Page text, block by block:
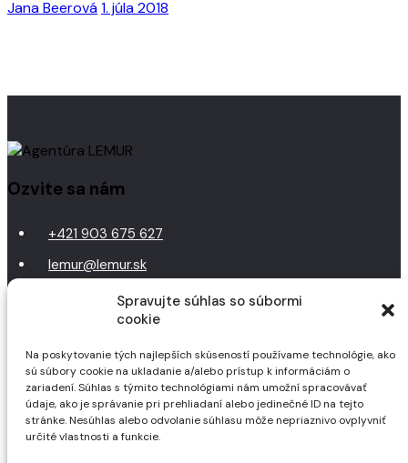
Spravujte súhlas so súbormi
cookie
Na poskytovanie tých najlepších skúseností používame technológie, ako
sú súbory cookie na ukladanie a/alebo prístup k informáciám o
zariadení. Súhlas s týmito technológiami nám umožní spracovávať
údaje, ako je správanie pri prehliadaní alebo jedinečné ID na tejto
stránke. Nesúhlas alebo odvolanie súhlasu môže nepriaznivo ovplyvniť
určité vlastnosti a funkcie.
Jana Beerová1. júla 2018
Ozvite sa nám
+421 903 675 627
lemur@lemur.sk
Navštívte nás
LEMUR, s.r.o.
Narcisová 4, 040 11 Košice
Sledujte nás